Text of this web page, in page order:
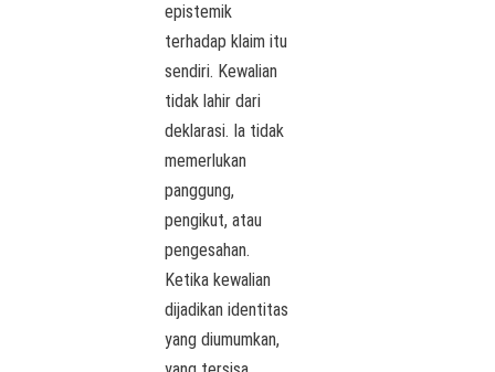
epistemik
terhadap klaim itu
sendiri. Kewalian
tidak lahir dari
deklarasi. Ia tidak
memerlukan
panggung,
pengikut, atau
pengesahan.
Ketika kewalian
dijadikan identitas
yang diumumkan,